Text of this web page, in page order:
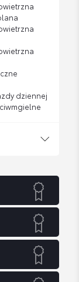
dziennej